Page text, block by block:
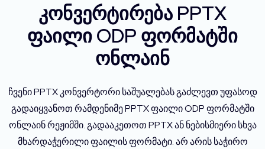
კონვერტირება PPTX
ფაილი ODP ფორმატში
ონლაინ
ჩვენი PPTX კონვერტორი საშუალებას გაძლევთ უფასოდ
გადაიყვანოთ რამდენიმე PPTX ფაილი ODP ფორმატში
ონლაინ რეჟიმში. გადააკეთოთ PPTX ან ნებისმიერი სხვა
მხარდაჭერილი ფაილის ფორმატი. არ არის საჭირო